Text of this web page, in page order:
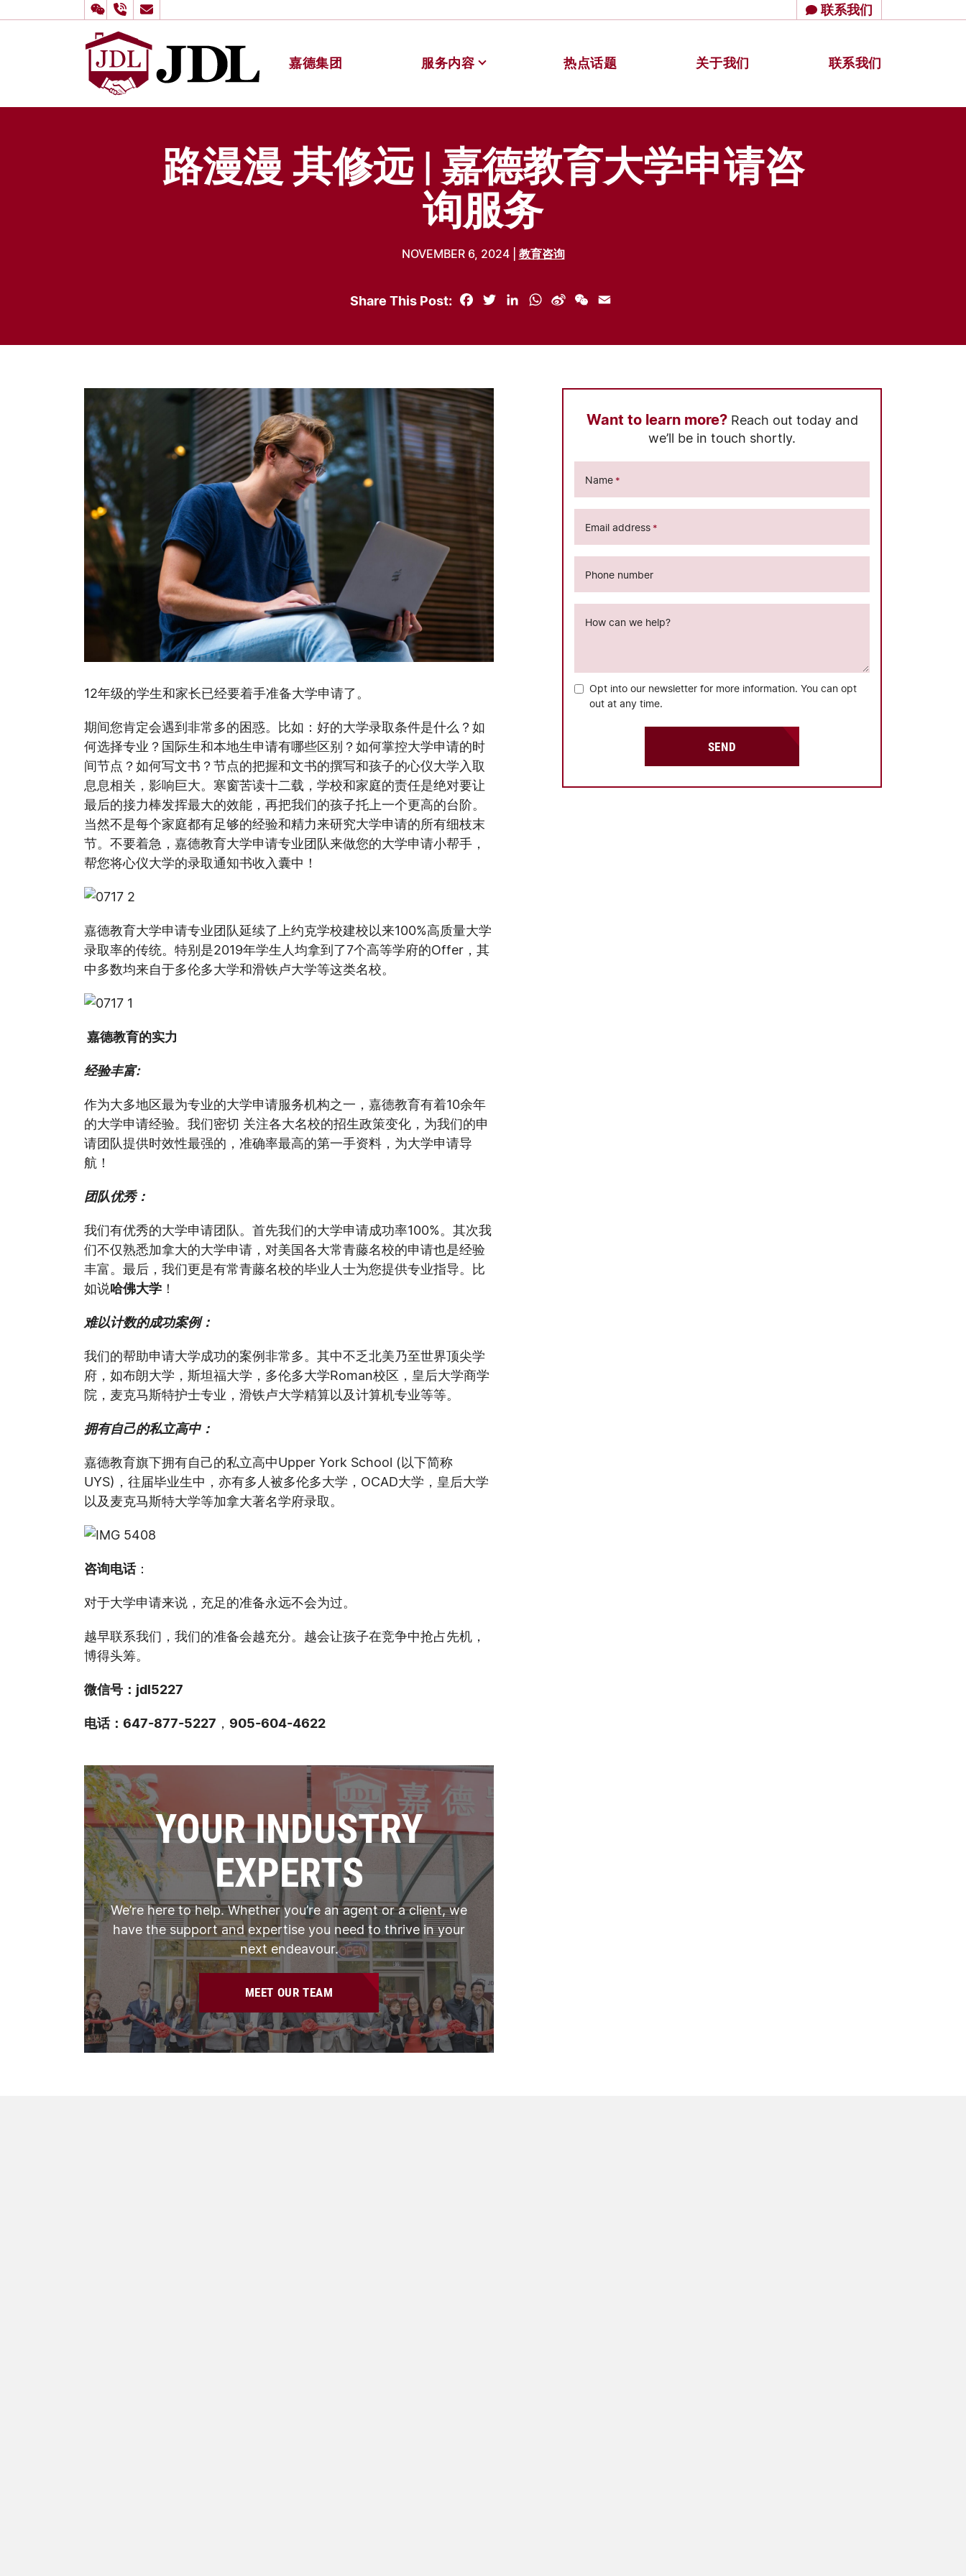
联系我们
多伦多嘉德教育
嘉德集团 服务内容 热点话题 关于我们 联系我们
路漫漫 其修远 | 嘉德教育大学申请咨
询服务
NOVEMBER 6, 2024 | 教育咨询
Share This Post: Facebook
TwitterLinkedInWhatsApp
Sina
WeChat
12年级的学生和家长已经要着手准备大学申请了。
期间您肯定会遇到非常多的困惑。比如：好的大学录取条件是什么？如
何选择专业？国际生和本地生申请有哪些区别？如何掌控大学申请的时
间节点？如何写文书？节点的把握和文书的撰写和孩子的心仪大学入取
息息相关，影响巨大。寒窗苦读十二载，学校和家庭的责任是绝对要让
最后的接力棒发挥最大的效能，再把我们的孩子托上一个更高的台阶。
当然不是每个家庭都有足够的经验和精力来研究大学申请的所有细枝末
节。不要着急，嘉德教育大学申请专业团队来做您的大学申请小帮手，
帮您将心仪大学的录取通知书收入囊中！
嘉德教育大学申请专业团队延续了上约克学校建校以来100%高质量大学
录取率的传统。特别是2019年学生人均拿到了7个高等学府的Offer，其
中多数均来自于多伦多大学和滑铁卢大学等这类名校。
嘉德教育的实力
经验丰富:
作为大多地区最为专业的大学申请服务机构之一，嘉德教育有着10余年
的大学申请经验。我们密切 关注各大名校的招生政策变化，为我们的申
请团队提供时效性最强的，准确率最高的第一手资料，为大学申请导
航！
团队优秀：
我们有优秀的大学申请团队。首先我们的大学申请成功率100%。其次我
们不仅熟悉加拿大的大学申请，对美国各大常青藤名校的申请也是经验
丰富。最后，我们更是有常青藤名校的毕业人士为您提供专业指导。比
如说哈佛大学 ！
难以计数的成功案例：
我们的帮助申请大学成功的案例非常多。其中不乏北美乃至世界顶尖学
府，如布朗大学，斯坦福大学，多伦多大学Roman校区，皇后大学商学
院，麦克马斯特护士专业，滑铁卢大学精算以及计算机专业等等。
拥有自己的私立高中：
嘉德教育旗下拥有自己的私立高中Upper York School (以下简称
UYS)，往届毕业生中，亦有多人被多伦多大学，OCAD大学，皇后大学
以及麦克马斯特大学等加拿大著名学府录取。
咨询电话：
对于大学申请来说，充足的准备永远不会为过。
越早联系我们，我们的准备会越充分。越会让孩子在竞争中抢占先机，
博得头筹。
微信号：jdl5227
电话：647-877-5227 ， 905-604-4622
YOUR INDUSTRY
EXPERTS
We’re here to help. Whether you’re an agent or a client, we
have the support and expertise you need to thrive in your
next endeavour.
MEET OUR TEAM
Want to learn more? Reach out today and
we’ll be in touch shortly.
Name *
Email address *
Phone number
How can we help?
Opt into our newsletter for more information. You can opt
out at any time.
SEND